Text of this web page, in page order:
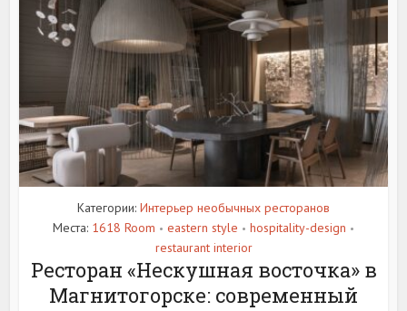
Категории: Интерьер необычных ресторанов
Места: 1618 Room • eastern style • hospitality-design •
restaurant interior
Ресторан «Нескушная восточка» в
Магнитогорске: современный